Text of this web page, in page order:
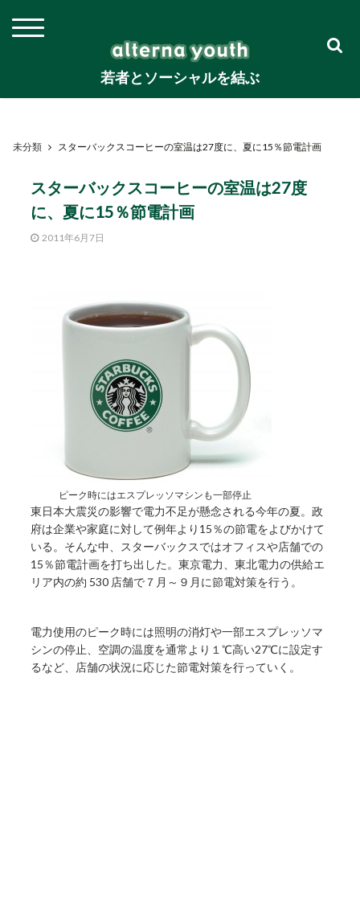
若者とソーシャルを結ぶ
未分類 スターバックスコーヒーの室温は27度に、夏に15％節電計画
スターバックスコーヒーの室温は27度
に、夏に15％節電計画
2011年6月7日
ピーク時にはエスプレッソマシンも一部停止
東日本大震災の影響で電力不足が懸念される今年の夏。政
府は企業や家庭に対して例年より15％の節電をよびかけて
いる。そんな中、スターバックスではオフィスや店舗での
15％節電計画を打ち出した。東京電力、東北電力の供給エ
リア内の約 530 店舗で７月～９月に節電対策を行う。
電力使用のピーク時には照明の消灯や一部エスプレッソマ
シンの停止、空調の温度を通常より１℃高い27℃に設定す
るなど、店舗の状況に応じた節電対策を行っていく。